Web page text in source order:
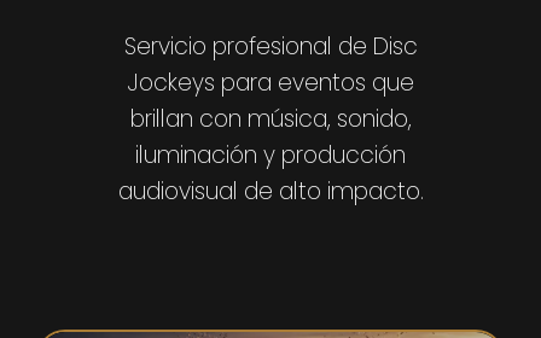
Servicio profesional de Disc
Jockeys para eventos que
brillan con música, sonido,
iluminación y producción
audiovisual de alto impacto.